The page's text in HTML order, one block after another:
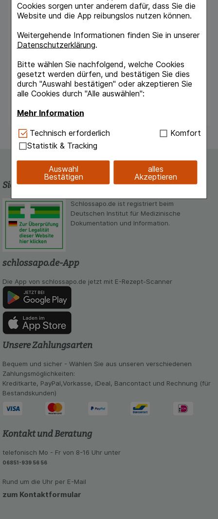
Cookies sorgen unter anderem dafür, dass Sie die
Website und die App reibungslos nutzen können.
Weitergehende Informationen finden Sie in unserer
Datenschutzerklärung.
Bitte wählen Sie nachfolgend, welche Cookies
gesetzt werden dürfen, und bestätigen Sie dies
durch "Auswahl bestätigen" oder akzeptieren Sie
alle Cookies durch "Alle auswählen":
Mehr Information
Technisch Notwendig:Hierbei handelt es sich um
Cookies, die für die Grundfunktionen unserer
Website notwendig sind (z.B. Navigation,
Warenkorb, Kundenkonto), weshalb auf diese nicht
verzichtet werden kann.
Einkaufserlebnis noch ansprechender zu gestalten,
beispielsweise für die Wiedererkennung des
Besuchers oder unsere Seite an bevorzugte
Verhaltensweisen (z.B. Spracheinstellung)
anzupassen. Komfort-Cookies ermöglichen es uns
auch auf Ihre Bedürfnisse zugeschrittene Inhalte
anzuzeigen und unser Partnerprogramm zu
betreiben.
Statistik & Tracking:
Hierüber lassen sich
Informationen über die Art und Weise der Nutzung
unserer Website sammeln, mit deren Hilfe wir
unsere Website weiter für Sie optimieren können,
den Inhalt auf unserer Website aber auch die
Werbung auf Drittseiten möglichst relevant für Sie
zu gestalten. Bitte beachten Sie, dass Daten
soziale Medien übertragen werden.
Technisch erforderlich
Komfort
Statistik & Tracking
Auswahl
Bestätigen
alles
Akzeptieren
Speicherplätze. Das RS6 ist klinisch validiert.
Als einer von wenigen Herstellern lässt OMRON
unabhängige internationale Organisationen
durchführen. Im Lieferumfang enthalten sind
Hartschalenbox, Gebrauchsanweisung,
Garantiekarte, Blutdruckpass und Batterien.
Sicherheit und Qualität
Schlossapo.de ist registriert beim
Deutschen Institut für Medizinische
Dokumentation und Information.
schlossapo.de-App
Die App von schlossapo.de jetzt mit E-Rezept-Scanner
Unsere Zahlungsarten
Bequem und sicher - Wählen Sie aus unseren verschiedenen
Zahlungsmöglichkeiten:
Kreditkarte, PayPal,Vorkasse, iDeal, Bancontact und Rechnung (für
Bestandskunden)
Kontakt und Beratung
telefonisch Mo - Fr von 8-16 Uhr unter
06851-939 56 56
Rund um die Uhr per E-Mail
zum Kontaktformular